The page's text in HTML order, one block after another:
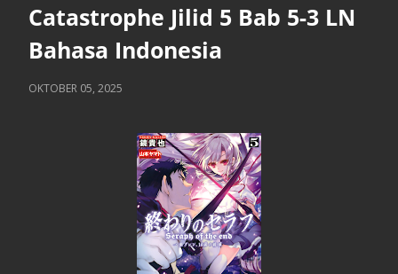
Catastrophe Jilid 5 Bab 5-3 LN
Bahasa Indonesia
OKTOBER 05, 2025